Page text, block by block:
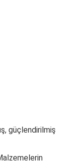
güçlendirilmiş